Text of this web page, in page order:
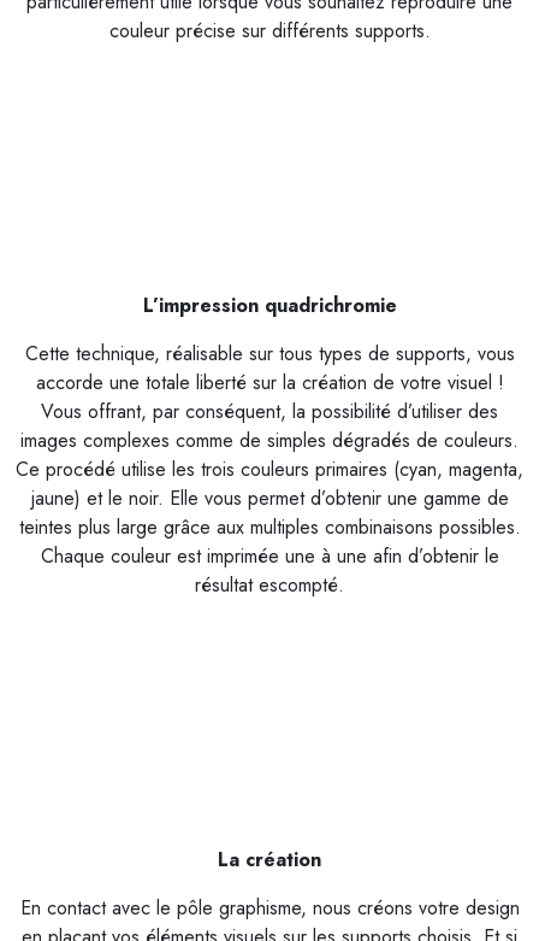
couleur précise sur différents supports.
L’impression quadrichromie
Cette technique, réalisable sur tous types de supports, vous
accorde une totale liberté sur la création de votre visuel !
Vous offrant, par conséquent, la possibilité d’utiliser des
images complexes comme de simples dégradés de couleurs.
Ce procédé utilise les trois couleurs primaires (cyan, magenta,
jaune) et le noir. Elle vous permet d’obtenir une gamme de
teintes plus large grâce aux multiples combinaisons possibles.
Chaque couleur est imprimée une à une afin d’obtenir le
résultat escompté.
La création
En contact avec le pôle graphisme, nous créons votre design